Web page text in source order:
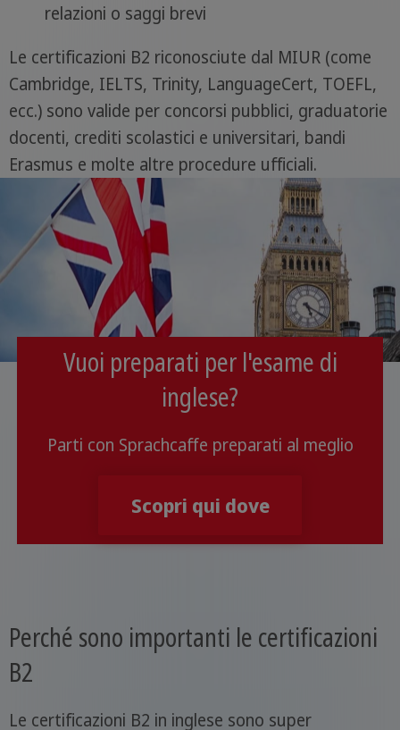
relazioni o saggi brevi
Le certificazioni B2 riconosciute dal MIUR (come
Cambridge, IELTS, Trinity, LanguageCert, TOEFL,
ecc.) sono valide per concorsi pubblici, graduatorie
docenti, crediti scolastici e universitari, bandi
Erasmus e molte altre procedure ufficiali.
Vuoi preparati per l'esame di
inglese?
Parti con Sprachcaffe preparati al meglio
Scopri qui dove
Perché sono importanti le certificazioni
B2
Le certificazioni B2 in inglese sono super